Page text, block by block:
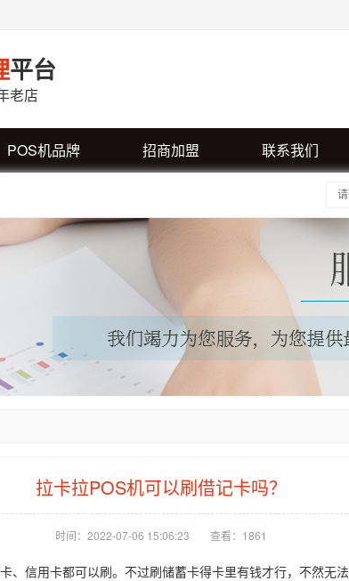
平台
老店
POS机品牌 招商加盟 联系我们
拉卡拉POS机可以刷借记卡吗？
时间：2022-07-06 15:06:23 查看： 1861
、信用卡都可以刷。不过刷储蓄卡得卡里有钱才行，不然无